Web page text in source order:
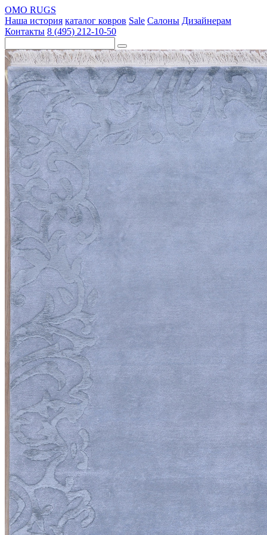
OMO RUGS
Наша история каталог ковров Sale Салоны Дизайнерам
Контакты 8 (495) 212-10-50